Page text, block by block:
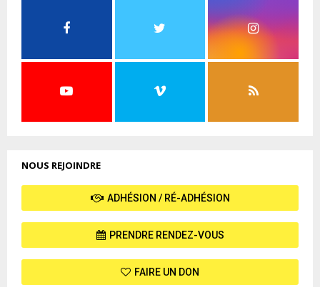
NOUS REJOINDRE
ADHÉSION / RÉ-ADHÉSION
PRENDRE RENDEZ-VOUS
FAIRE UN DON